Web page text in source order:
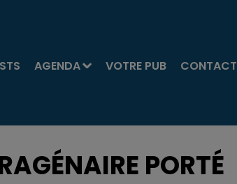
AGENDA VOTRE PUB CONTACT
PORTÉ